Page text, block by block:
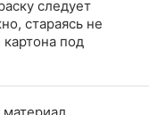
следует
стараясь не
под